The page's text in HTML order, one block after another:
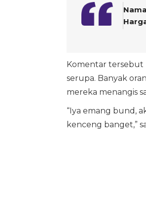
Komentar tersebut
serupa. Banyak
mereka menangis
“Iya emang bund,
kenceng banget,”